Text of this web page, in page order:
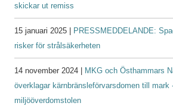
skickar ut remiss
15 januari 2025 |
PRESSMEDDELANDE:
risker för strålsäkerheten
14 november 2024 |
MKG och Östhammars
överklagar kärnbränsleförvarsdomen till mark
miljööverdomstolen